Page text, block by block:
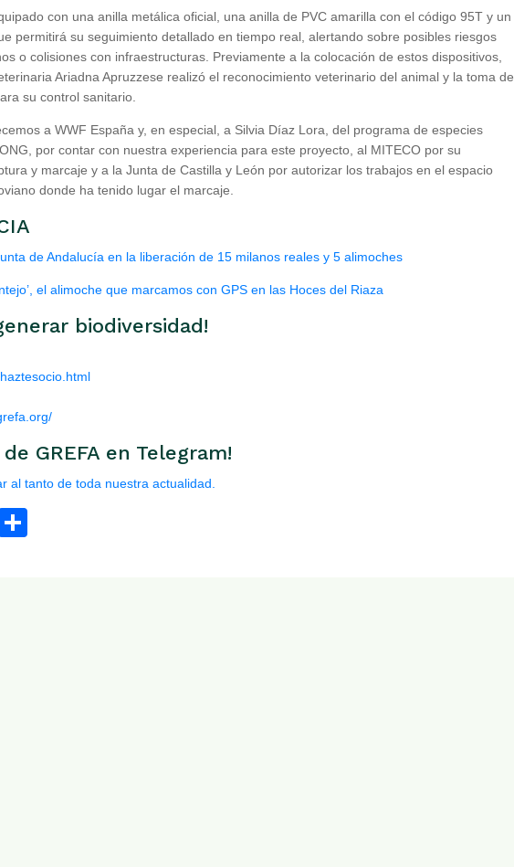
con una anilla metálica oficial, una anilla de PVC amarilla con el código 95T y un
permitirá su seguimiento detallado en tiempo real, alertando sobre posibles riesgos
o colisiones con infraestructuras. Previamente a la colocación de estos dispositivos,
Ariadna Apruzzese realizó el reconocimiento veterinario del animal y la toma de
su control sanitario.
a WWF España y, en especial, a Silvia Díaz Lora, del programa de especies
por contar con nuestra experiencia para este proyecto, al MITECO por su
y marcaje y a la Junta de Castilla y León por autorizar los trabajos en el espacio
donde ha tenido lugar el marcaje.
de Andalucía en la liberación de 15 milanos reales y 5 alimoches
el alimoche que marcamos con GPS en las Hoces del Riaza
biodiversidad!
GREFA en Telegram!
al tanto de toda nuestra actualidad.